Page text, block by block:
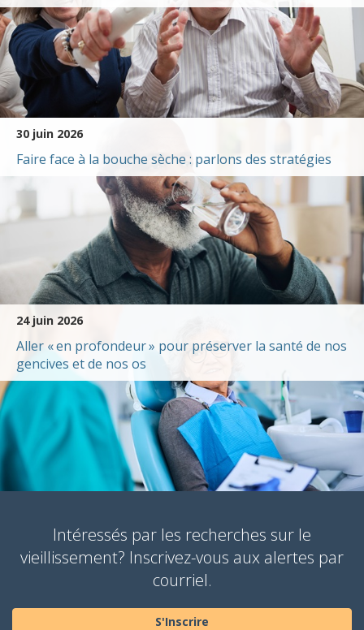
30 juin 2026
Faire face à la bouche sèche : parlons des stratégies
24 juin 2026
Aller « en profondeur » pour préserver la santé de nos
gencives et de nos os
Intéressés par les recherches sur le
vieillissement? Inscrivez-vous aux alertes par
courriel.
S'Inscrire